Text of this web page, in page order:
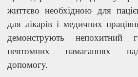
життєво необхідною для
для лікарів і медичних
демонструють непохитний
невтомних намаганнях
допомогу.